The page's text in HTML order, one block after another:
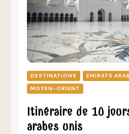
DESTINATIONS
EMIRATS
MOYEN-ORIENT
Itinéraire de 10
arabes unis